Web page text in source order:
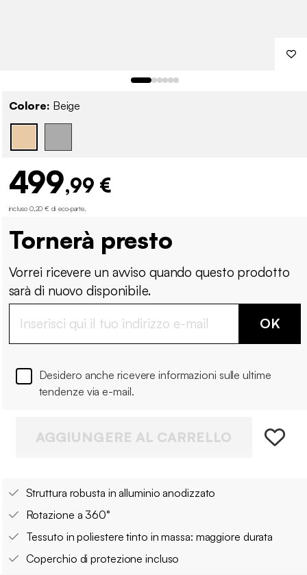
Colore: Beige
499,99 €
incluso 0,20 € di eco-parte.
Tornerà presto
Vorrei ricevere un avviso quando questo prodotto
sarà di nuovo disponibile.
OK
Desidero anche ricevere informazioni sulle ultime
tendenze via e-mail.
AGGIUNGERE AL CARRELLO
Struttura robusta in alluminio anodizzato
Rotazione a 360°
Tessuto in poliestere tinto in massa: maggiore durata
Coperchio di protezione incluso